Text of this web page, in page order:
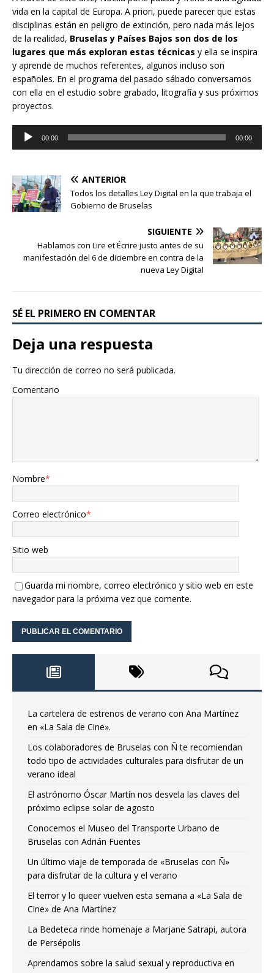
vida en la capital de Europa. A priori, puede parecer que estas
disciplinas están en peligro de extinción, pero nada más lejos
de la realidad, Bruselas y Países Bajos son dos de los
lugares que más exploran estas técnicas y ella se inspira
y aprende de muchos referentes, algunos incluso son
españoles. En el programa del pasado sábado conversamos
con ella en el estudio sobre grabado, litografía y sus próximos
proyectos.
Reproductor
00:00 00:00
ANTERIOR
Todos los detalles Ley Digital en la que trabaja el
Gobierno de Bruselas
SIGUIENTE
Hablamos con Lire et Écrire justo antes de su
manifestación del 6 de diciembre en contra de la
nueva Ley Digital
SÉ EL PRIMERO EN COMENTAR
Deja una respuesta
Tu dirección de correo no será publicada.
Comentario
Nombre*
Correo electrónico*
Sitio web
Guarda mi nombre, correo electrónico y sitio web en este
navegador para la próxima vez que comente.
La cartelera de estrenos de verano con Ana Martínez
en «La Sala de Cine».
Los colaboradores de Bruselas con Ñ te recomiendan
todo tipo de actividades culturales para disfrutar de un
verano ideal
El astrónomo Óscar Martín nos desvela las claves del
próximo eclipse solar de agosto
Conocemos el Museo del Transporte Urbano de
Bruselas con Adrián Fuentes
Un último viaje de temporada de «Bruselas con Ñ»
para disfrutar de la cultura y el verano
El terror y lo queer vuelven esta semana a «La Sala de
Cine» de Ana Martínez
La Bedeteca rinde homenaje a Marjane Satrapi, autora
de Persépolis
Aprendamos sobre la salud sexual y reproductiva en